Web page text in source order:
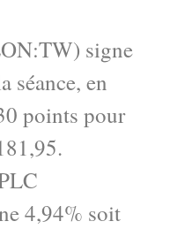
signe
séance, en
points pour
4,94% soit